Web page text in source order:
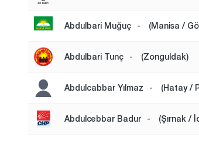
Abdulbari Muğuç - (Manisa /
Abdulbari Tunç - (Zonguldak)
Abdulcabbar Yılmaz - (Hatay /
Abdulcebbar Badur - (Şırnak /